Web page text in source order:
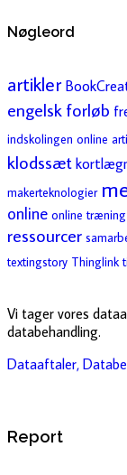
Nøgleord
artikler
engelsk forløb
indskolingen online
klodssæt
makerteknologier
online online træning
ressourcer
textingstory Thinglink
Vi tager vores
databehandling.
Dataaftaler,
Report